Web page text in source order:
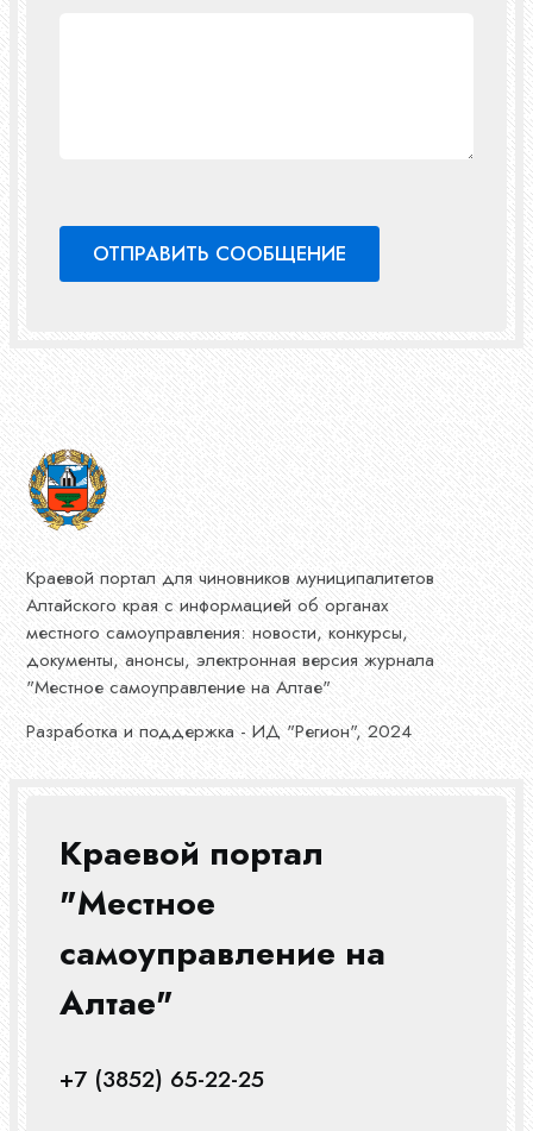
Краевой портал для чиновников муниципалитетов
Алтайского края с информацией об органах
местного самоуправления: новости, конкурсы,
документы, анонсы, электронная версия журнала
"Местное самоуправление на Алтае"
Разработка и поддержка - ИД "Регион", 2024
Краевой портал
"Местное
самоуправление на
Алтае"
+7 (3852) 65-22-25